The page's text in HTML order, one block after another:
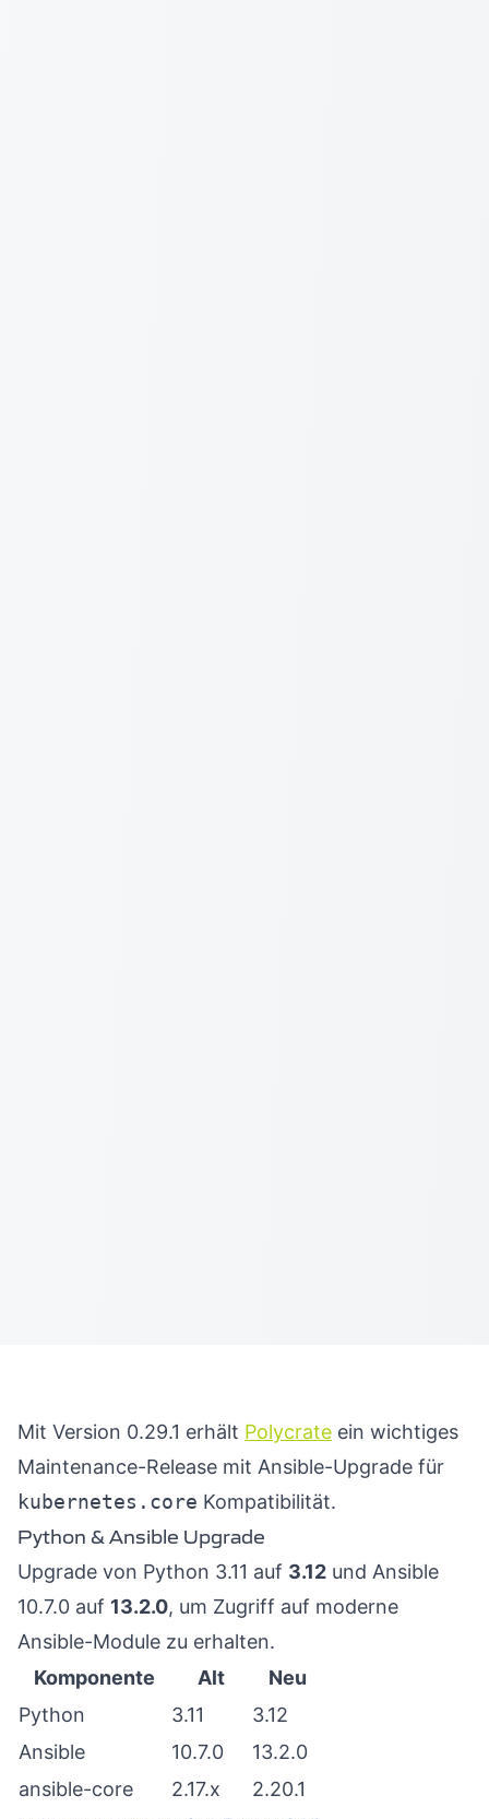
Mit Version 0.29.1 erhält Polycrate ein wichtiges
Maintenance-Release mit Ansible-Upgrade für
kubernetes.core Kompatibilität.
Python & Ansible Upgrade
Upgrade von Python 3.11 auf 3.12 und Ansible
10.7.0 auf 13.2.0, um Zugriff auf moderne
Ansible-Module zu erhalten.
Komponente
Alt
Neu
Python
3.11
3.12
Ansible
10.7.0
13.2.0
ansible-core
2.17.x
2.20.1